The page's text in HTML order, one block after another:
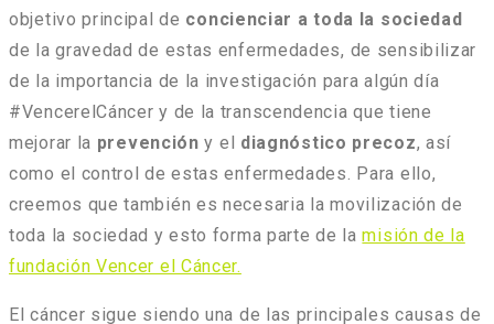
objetivo principal de concienciar a toda la sociedad
de la gravedad de estas enfermedades, de sensibilizar
de la importancia de la investigación para algún día
#VencerelCáncer y de la transcendencia que tiene
mejorar la prevencióny el diagnóstico precoz, así
como el control de estas enfermedades. Para ello,
creemos que también es necesaria la movilización de
toda la sociedad y esto forma parte de lamisión de la
fundación Vencer el Cáncer.
El cáncer sigue siendo una de las principales causas de